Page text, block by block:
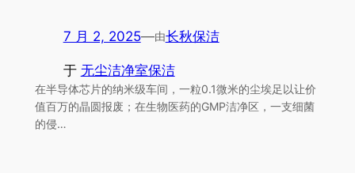
7 月 2, 2025—由长秋保洁
于 无尘洁净室保洁
在半导体芯片的纳米级车间，一粒0.1微米的尘埃足以让价
值百万的晶圆报废；在生物医药的GMP洁净区，一支细菌
的侵…